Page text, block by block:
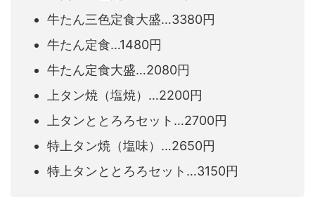
牛たん三色定食大盛…3380円
牛たん定食…1480円
牛たん定食大盛…2080円
上タン焼（塩焼）…2200円
上タンととろろセット…2700円
特上タン焼（塩味）…2650円
特上タンととろろセット…3150円